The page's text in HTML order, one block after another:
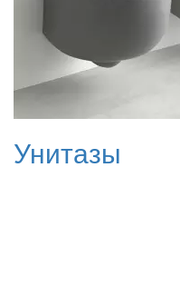
Унитазы